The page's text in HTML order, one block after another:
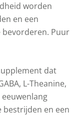
worden
en een
bevorderen. Puur
dat
L-Theanine,
en een